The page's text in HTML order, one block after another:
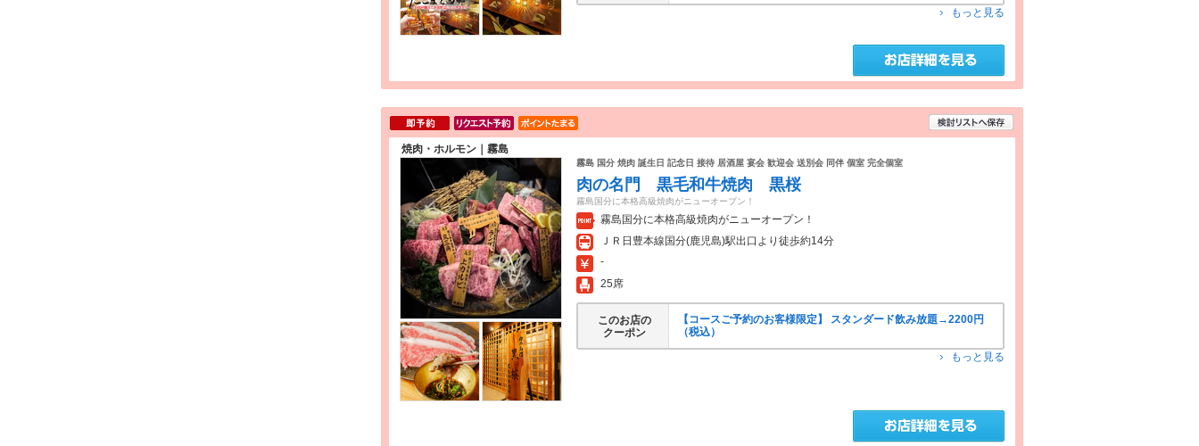
もっと見る
焼肉・ホルモン｜霧島
霧島 国分 焼肉 誕生日 記念日 接待 居酒屋 宴会 歓迎会 送別会 同伴 個室 完全個室
肉の名門 黒毛和牛焼肉 黒桜
霧島国分に本格高級焼肉がニューオープン！
霧島国分に本格高級焼肉がニューオープン！
ＪＲ日豊本線国分(鹿児島)駅出口より徒歩約14分
-
25席
このお店の
クーポン
【コースご予約のお客様限定】 スタンダード飲み放題→2200円
（税込）
もっと見る